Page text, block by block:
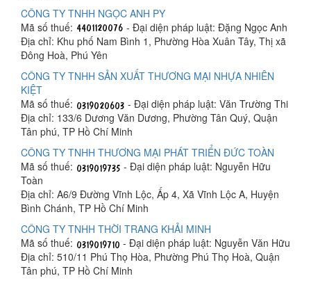
CÔNG TY TNHH NGỌC ANH PY
Mã số thuế:
- Đại diện pháp luật: Đặng Ngọc Anh
Địa chỉ: Khu phố Nam Bình 1, Phường Hòa Xuân Tây, Thị xã
Đông Hoà, Phú Yên
CÔNG TY TNHH SẢN XUẤT THƯƠNG MẠI NHỰA NHIÊN
KIỆT
Mã số thuế:
- Đại diện pháp luật: Văn Trường Thi
Địa chỉ: 133/6 Dương Văn Dương, Phường Tân Quý, Quận
Tân phú, TP Hồ Chí Minh
CÔNG TY TNHH THƯƠNG MẠI PHÁT TRIỂN ĐỨC TOÀN
Mã số thuế:
- Đại diện pháp luật: Nguyễn Hữu
Toàn
Địa chỉ: A6/9 Đường Vĩnh Lộc, Ấp 4, Xã Vĩnh Lộc A, Huyện
Bình Chánh, TP Hồ Chí Minh
CÔNG TY TNHH THỜI TRANG KHẢI MINH
Mã số thuế:
- Đại diện pháp luật: Nguyễn Văn Hữu
Địa chỉ: 510/11 Phú Thọ Hòa, Phường Phú Thọ Hoà, Quận
Tân phú, TP Hồ Chí Minh